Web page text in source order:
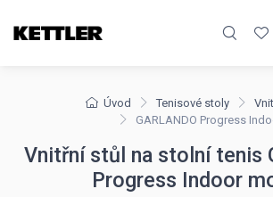
Úvod Tenisové stoly
GARLANDO Progress Indoor
Vnitřní stůl na stolní tenis
Progress Indoor